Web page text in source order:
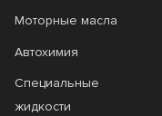
Моторные масла
Автохимия
Специальные
жидкости